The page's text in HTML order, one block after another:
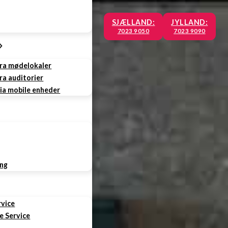
mødelokaler
auditorier
mobile enheder
Service
SJÆLLAND:
7023 9050
JYLLAND:
7023 9090